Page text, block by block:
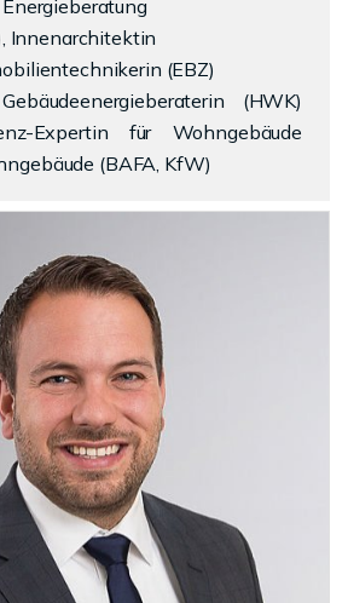
Innenarchitektin
(EBZ)
(HWK)
Expertin für Wohngebäude
(BAFA, KfW)